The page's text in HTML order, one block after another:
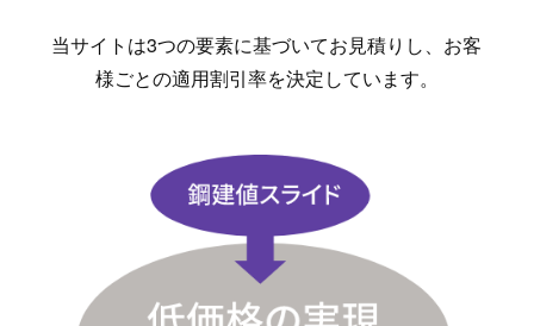
当サイトは3つの要素に基づいてお見積りし、お客
様ごとの適用割引率を決定しています。